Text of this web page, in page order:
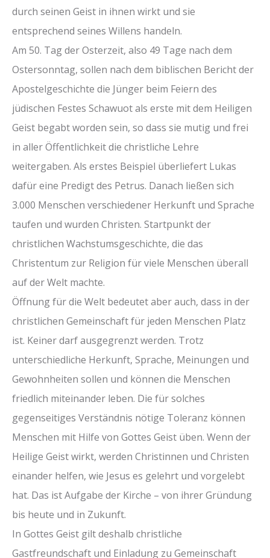
durch seinen Geist in ihnen wirkt und sie
entsprechend seines Willens handeln.
Am 50. Tag der Osterzeit, also 49 Tage nach dem
Ostersonntag, sollen nach dem biblischen Bericht der
Apostelgeschichte die Jünger beim Feiern des
jüdischen Festes Schawuot als erste mit dem Heiligen
Geist begabt worden sein, so dass sie mutig und frei
in aller Öffentlichkeit die christliche Lehre
weitergaben. Als erstes Beispiel überliefert Lukas
dafür eine Predigt des Petrus. Danach ließen sich
3.000 Menschen verschiedener Herkunft und Sprache
taufen und wurden Christen. Startpunkt der
christlichen Wachstumsgeschichte, die das
Christentum zur Religion für viele Menschen überall
auf der Welt machte.
Öffnung für die Welt bedeutet aber auch, dass in der
christlichen Gemeinschaft für jeden Menschen Platz
ist. Keiner darf ausgegrenzt werden. Trotz
unterschiedliche Herkunft, Sprache, Meinungen und
Gewohnheiten sollen und können die Menschen
friedlich miteinander leben. Die für solches
gegenseitiges Verständnis nötige Toleranz können
Menschen mit Hilfe von Gottes Geist üben. Wenn der
Heilige Geist wirkt, werden Christinnen und Christen
einander helfen, wie Jesus es gelehrt und vorgelebt
hat. Das ist Aufgabe der Kirche – von ihrer Gründung
bis heute und in Zukunft.
In Gottes Geist gilt deshalb christliche
Gastfreundschaft und Einladung zu Gemeinschaft